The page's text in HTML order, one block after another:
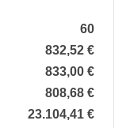
60
832,52 €
833,00 €
808,68 €
23.104,41 €